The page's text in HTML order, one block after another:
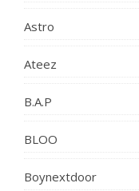
Astro
Ateez
B.A.P
BLOO
Boynextdoor